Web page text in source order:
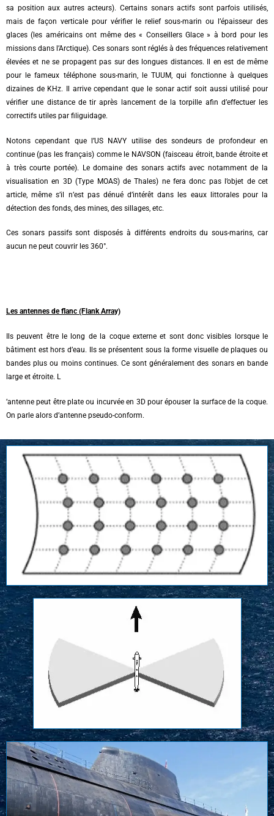
sa position aux autres acteurs). Certains sonars actifs sont parfois utilisés,
mais de façon verticale pour vérifier le relief sous-marin ou l’épaisseur des
glaces (les américains ont même des « Conseillers Glace » à bord pour les
missions dans l’Arctique). Ces sonars sont réglés à des fréquences relativement
élevées et ne se propagent pas sur des longues distances. Il en est de même
pour le fameux téléphone sous-marin, le TUUM, qui fonctionne à quelques
dizaines de KHz. Il arrive cependant que le sonar actif soit aussi utilisé pour
vérifier une distance de tir après lancement de la torpille afin d’effectuer les
correctifs utiles par filiguidage.
Notons cependant que l’US NAVY utilise des sondeurs de profondeur en
continue (pas les français) comme le NAVSON (faisceau étroit, bande étroite et
à très courte portée). Le domaine des sonars actifs avec notamment de la
visualisation en 3D (Type MOAS) de Thales) ne fera donc pas l’objet de cet
article, même s’il n’est pas dénué d’intérêt dans les eaux littorales pour la
détection des fonds, des mines, des sillages, etc.
Ces sonars passifs sont disposés à différents endroits du sous-marins, car
aucun ne peut couvrir les 360°.
Les antennes de flanc (Flank Array)
Ils peuvent être le long de la coque externe et sont donc visibles lorsque le
bâtiment est hors d’eau. Ils se présentent sous la forme visuelle de plaques ou
bandes plus ou moins continues. Ce sont généralement des sonars en bande
large et étroite. L
’antenne peut être plate ou incurvée en 3D pour épouser la surface de la coque.
On parle alors d’antenne pseudo-conform.